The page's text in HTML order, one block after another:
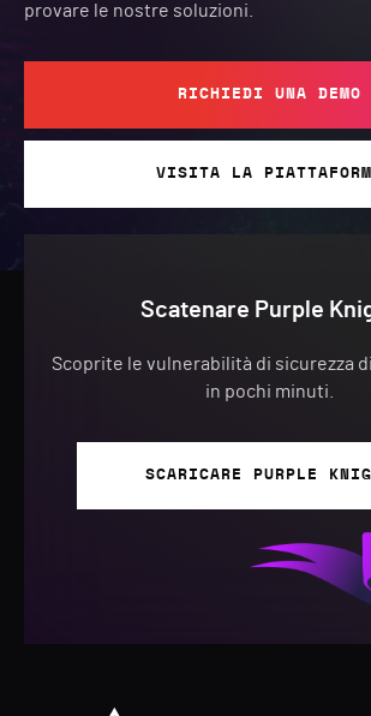
provare le nostre soluzioni.
RICHIEDI UNA DEMO
VISITA LA
Scatenare Purple
Scoprite le vulnerabilità di sicurezza
in pochi minuti.
SCARICARE PURPLE